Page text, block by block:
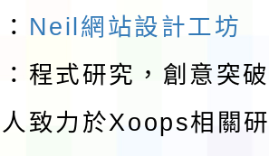
領人才培育課程
園市115學年度
本土語及新住民
食農教育專業人
Neil網站設計工坊
程式研究，創意突
致力於Xoops相關